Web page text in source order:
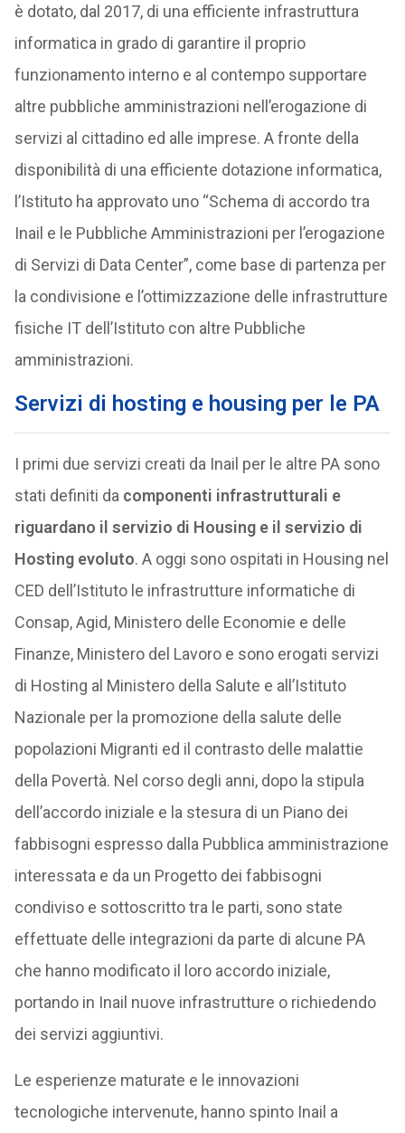
è dotato, dal 2017, di una efficiente infrastruttura
informatica in grado di garantire il proprio
funzionamento interno e al contempo supportare
altre pubbliche amministrazioni nell’erogazione di
servizi al cittadino ed alle imprese. A fronte della
disponibilità di una efficiente dotazione informatica,
l’Istituto ha approvato uno “Schema di accordo tra
Inail e le Pubbliche Amministrazioni per l’erogazione
di Servizi di Data Center”, come base di partenza per
la condivisione e l’ottimizzazione delle infrastrutture
fisiche IT dell’Istituto con altre Pubbliche
amministrazioni.
Servizi di hosting e housing per le PA
I primi due servizi creati da Inail per le altre PA sono
stati definiti da componenti infrastrutturali e
riguardano il servizio di Housing e il servizio di
Hosting evoluto. A oggi sono ospitati in Housing nel
CED dell’Istituto le infrastrutture informatiche di
Consap, Agid, Ministero delle Economie e delle
Finanze, Ministero del Lavoro e sono erogati servizi
di Hosting al Ministero della Salute e all’Istituto
Nazionale per la promozione della salute delle
popolazioni Migranti ed il contrasto delle malattie
della Povertà. Nel corso degli anni, dopo la stipula
dell’accordo iniziale e la stesura di un Piano dei
fabbisogni espresso dalla Pubblica amministrazione
interessata e da un Progetto dei fabbisogni
condiviso e sottoscritto tra le parti, sono state
effettuate delle integrazioni da parte di alcune PA
che hanno modificato il loro accordo iniziale,
portando in Inail nuove infrastrutture o richiedendo
dei servizi aggiuntivi.
Le esperienze maturate e le innovazioni
tecnologiche intervenute, hanno spinto Inail a